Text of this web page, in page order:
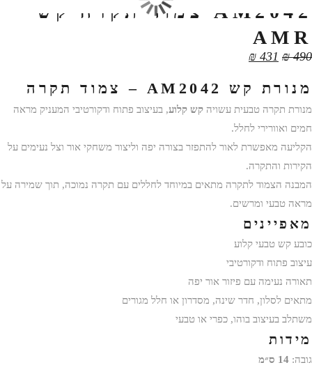
AM2042 צמוד תקרה קש
AMR
₪490
₪ 431
מנורת קש AM2042 – צמוד תקרה
מנורת תקרה טבעית עשויה קש קלוע, בעיצוב פתוח ודקורטיבי המעניק מראה
חמים ואוורירי לחלל.
הקליעה מאפשרת לאור להתפזר בצורה יפה וליצור משחקי אור וצל נעימים על
הקירות והתקרה.
המבנה הצמוד לתקרה מתאים במיוחד לחללים עם תקרה נמוכה, תוך שמירה על
מראה טבעי ומרשים.
מאפיינים
כובע קש טבעי קלוע
עיצוב פתוח ודקורטיבי
תאורה נעימה עם פיזור אור יפה
מתאים לסלון, חדר שינה, מסדרון או חלל מגורים
משתלב בעיצוב בוהו, כפרי או טבעי
מידות
גובה: 14 ס״מ